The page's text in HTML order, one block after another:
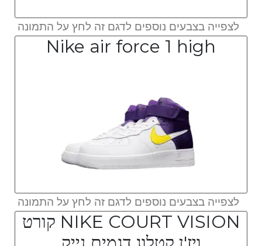
לצפייה בצבעים נוספים לדגם זה לחץ על התמונה
Nike air force 1 high
לצפייה בצבעים נוספים לדגם זה לחץ על התמונה
NIKE COURT VISION קורט